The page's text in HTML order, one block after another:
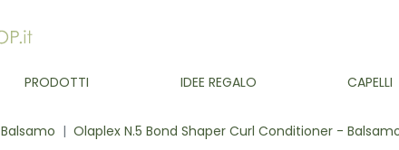
PRODOTTI IDEE REGALO CAPELLI
Balsamo Olaplex N.5 Bond Shaper Curl Conditioner -